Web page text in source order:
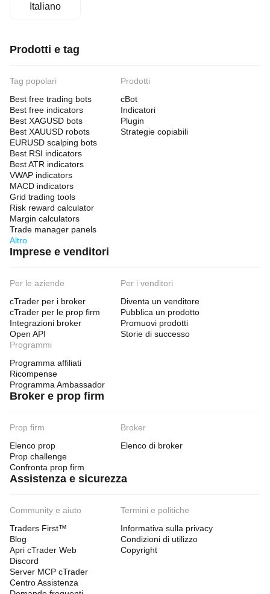
Italiano
Prodotti e tag
Tag popolari
Best free trading bots
Best free indicators
Best XAGUSD bots
Best XAUUSD robots
EURUSD scalping bots
Best RSI indicators
Best ATR indicators
VWAP indicators
MACD indicators
Grid trading tools
Risk reward calculator
Margin calculators
Trade manager panels
Altro
Prodotti
cBot
Indicatori
Plugin
Strategie copiabili
Imprese e venditori
Per le aziende
cTrader per i broker
cTrader per le prop firm
Integrazioni broker
Open API
Per i venditori
Diventa un venditore
Pubblica un prodotto
Promuovi prodotti
Storie di successo
Programmi
Programma affiliati
Ricompense
Programma Ambassador
Broker e prop firm
Prop firm
Elenco prop
Prop challenge
Confronta prop firm
Broker
Elenco di broker
Assistenza e sicurezza
Community e aiuto
Traders First™
Blog
Apri cTrader Web
Discord
Server MCP cTrader
Centro Assistenza
Termini e politiche
Informativa sulla privacy
Condizioni di utilizzo
Copyright